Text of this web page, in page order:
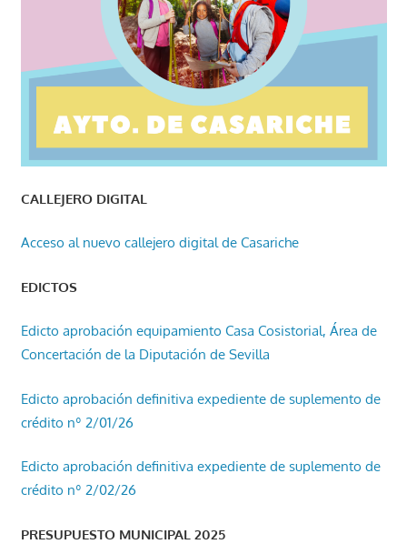
CALLEJERO DIGITAL
Acceso al nuevo callejero digital de Casariche
EDICTOS
Edicto aprobación equipamiento Casa Cosistorial, Área de
Concertación de la Diputación de Sevilla
Edicto aprobación definitiva expediente de suplemento de
crédito nº 2/01/26
Edicto aprobación definitiva expediente de suplemento de
crédito nº 2/02/26
PRESUPUESTO MUNICIPAL 2025